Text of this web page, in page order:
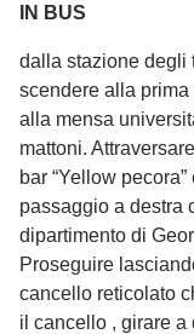
IN BUS
dalla stazione degli
scendere alla
alla mensa
mattoni.
bar “Yellow
passaggio a destra
dipartimento di
Proseguire
cancello reticolato
il cancello , girare a